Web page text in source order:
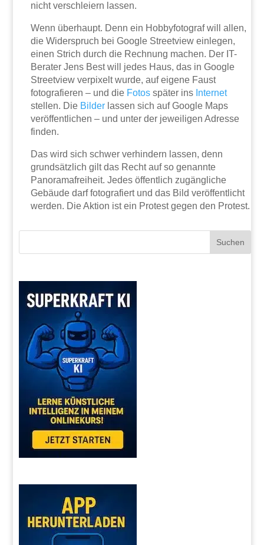
nicht verschleiern lassen.
Wenn überhaupt. Denn ein Hobbyfotograf will allen,
die Widerspruch bei Google Streetview einlegen,
einen Strich durch die Rechnung machen. Der IT-
Berater Jens Best will jedes Haus, das in Google
Streetview verpixelt wurde, auf eigene Faust
fotografieren – und die Fotos später ins Internet
stellen. Die Bilder lassen sich auf Google Maps
veröffentlichen – und unter der jeweiligen Adresse
finden.
Das wird sich schwer verhindern lassen, denn
grundsätzlich gilt das Recht auf so genannte
Panoramafreiheit. Jedes öffentlich zugängliche
Gebäude darf fotografiert und das Bild veröffentlicht
werden. Die Aktion ist ein Protest gegen den Protest.